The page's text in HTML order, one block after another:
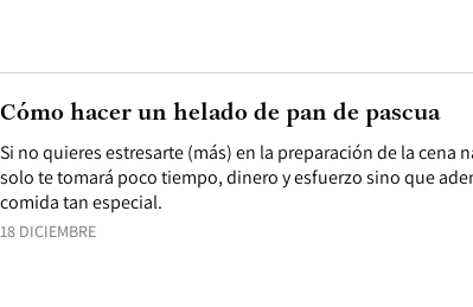
18 DICIEMBRE
Si no quieres estresarte (más) en la preparación de la cena
solo te tomará poco tiempo, dinero y esfuerzo sino que
comida tan especial.
Cómo hacer un helado de pan de pascua